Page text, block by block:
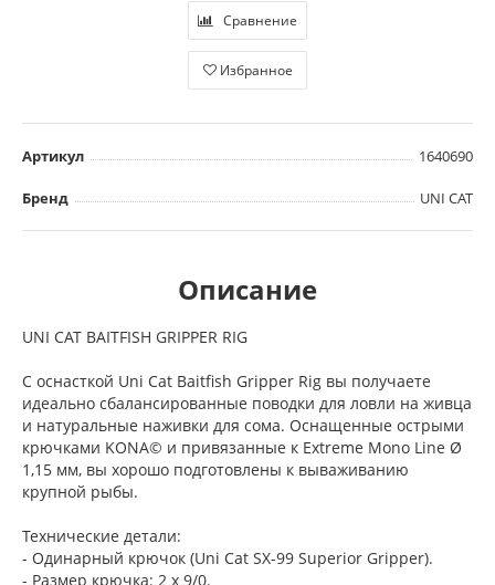
Сравнение
Избранное
Артикул 1640690
Бренд UNI CAT
Описание
UNI CAT BAITFISH GRIPPER RIG
С оснасткой Uni Cat Baitfish Gripper Rig вы получаете
идеально сбалансированные поводки для ловли на живца
и натуральные наживки для сома. Оснащенные острыми
крючками KONA© и привязанные к Extreme Mono Line Ø
1,15 мм, вы хорошо подготовлены к вываживанию
крупной рыбы.
Технические детали:
- Одинарный крючок (Uni Cat SX-99 Superior Gripper).
- Размер крючка: 2 х 9/0.